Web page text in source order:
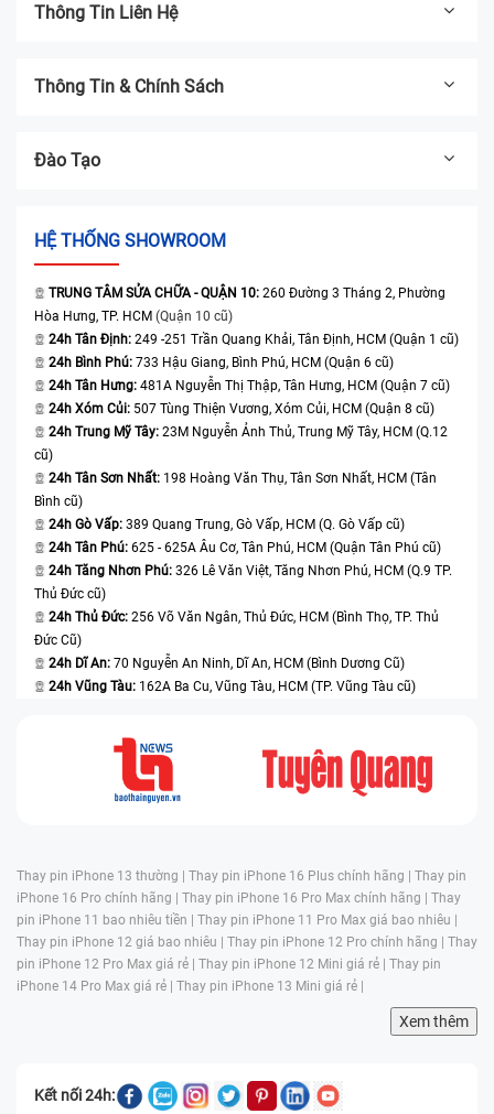
Thông Tin Liên Hệ
Thông Tin & Chính Sách
Đào Tạo
HỆ THỐNG SHOWROOM
TRUNG TÂM SỬA CHỮA - QUẬN 10: 260 Đường 3 Tháng 2, Phường
Hòa Hưng, TP. HCM (Quận 10 cũ)
24h Tân Định: 249 -251 Trần Quang Khải, Tân Định, HCM (Quận 1 cũ)
24h Bình Phú: 733 Hậu Giang, Bình Phú, HCM (Quận 6 cũ)
24h Tân Hưng: 481A Nguyễn Thị Thập, Tân Hưng, HCM (Quận 7 cũ)
24h Xóm Củi: 507 Tùng Thiện Vương, Xóm Củi, HCM (Quận 8 cũ)
24h Trung Mỹ Tây: 23M Nguyễn Ảnh Thủ, Trung Mỹ Tây, HCM (Q.12
cũ)
24h Tân Sơn Nhất: 198 Hoàng Văn Thụ, Tân Sơn Nhất, HCM (Tân
Bình cũ)
24h Gò Vấp: 389 Quang Trung, Gò Vấp, HCM (Q. Gò Vấp cũ)
24h Tân Phú: 625 - 625A Âu Cơ, Tân Phú, HCM (Quận Tân Phú cũ)
24h Tăng Nhơn Phú: 326 Lê Văn Việt, Tăng Nhơn Phú, HCM (Q.9 TP.
Thủ Đức cũ)
24h Thủ Đức: 256 Võ Văn Ngân, Thủ Đức, HCM (Bình Thọ, TP. Thủ
Đức Cũ)
24h Dĩ An: 70 Nguyễn An Ninh, Dĩ An, HCM (Bình Dương Cũ)
24h Vũng Tàu: 162A Ba Cu, Vũng Tàu, HCM (TP. Vũng Tàu cũ)
Thay pin iPhone 13 thường | Thay pin iPhone 16 Plus chính hãng | Thay pin
iPhone 16 Pro chính hãng | Thay pin iPhone 16 Pro Max chính hãng | Thay
pin iPhone 11 bao nhiêu tiền | Thay pin iPhone 11 Pro Max giá bao nhiêu |
Thay pin iPhone 12 giá bao nhiêu | Thay pin iPhone 12 Pro chính hãng | Thay
pin iPhone 12 Pro Max giá rẻ | Thay pin iPhone 12 Mini giá rẻ | Thay pin
iPhone 14 Pro Max giá rẻ | Thay pin iPhone 13 Mini giá rẻ |
Xem thêm
Kết nối 24h: